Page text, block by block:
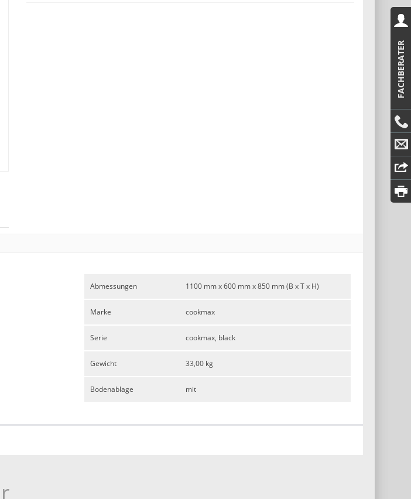
FACHBERATER
Abmessungen 1100 mm x 600 mm x 850 mm (B x T x H)
Marke cookmax
Serie cookmax, black
Gewicht 33,00 kg
Bodenablage mit